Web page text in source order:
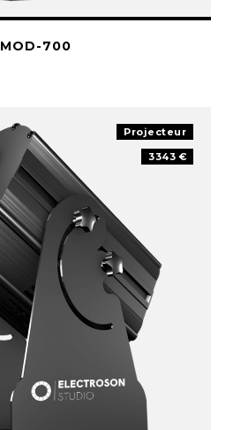
MOD-700
Projecteur
3343 €